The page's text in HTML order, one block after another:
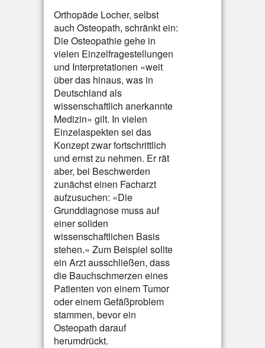
Orthopäde Locher, selbst
auch Osteopath, schränkt ein:
Die Osteopathie gehe in
vielen Einzelfragestellungen
und Interpretationen «weit
über das hinaus, was in
Deutschland als
wissenschaftlich anerkannte
Medizin» gilt. In vielen
Einzelaspekten sei das
Konzept zwar fortschrittlich
und ernst zu nehmen. Er rät
aber, bei Beschwerden
zunächst einen Facharzt
aufzusuchen: «Die
Grunddiagnose muss auf
einer soliden
wissenschaftlichen Basis
stehen.» Zum Beispiel sollte
ein Arzt ausschließen, dass
die Bauchschmerzen eines
Patienten von einem Tumor
oder einem Gefäßproblem
stammen, bevor ein
Osteopath darauf
herumdrückt.